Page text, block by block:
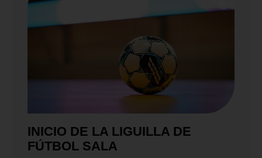
INICIO DE LA LIGUILLA DE
FÚTBOL SALA